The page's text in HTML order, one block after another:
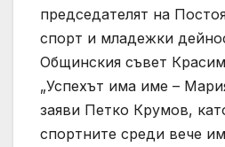
председателят на
спорт и младежки
Общинския съвет
„Успехът има име –
заяви Петко Крумов,
спортните среди вече